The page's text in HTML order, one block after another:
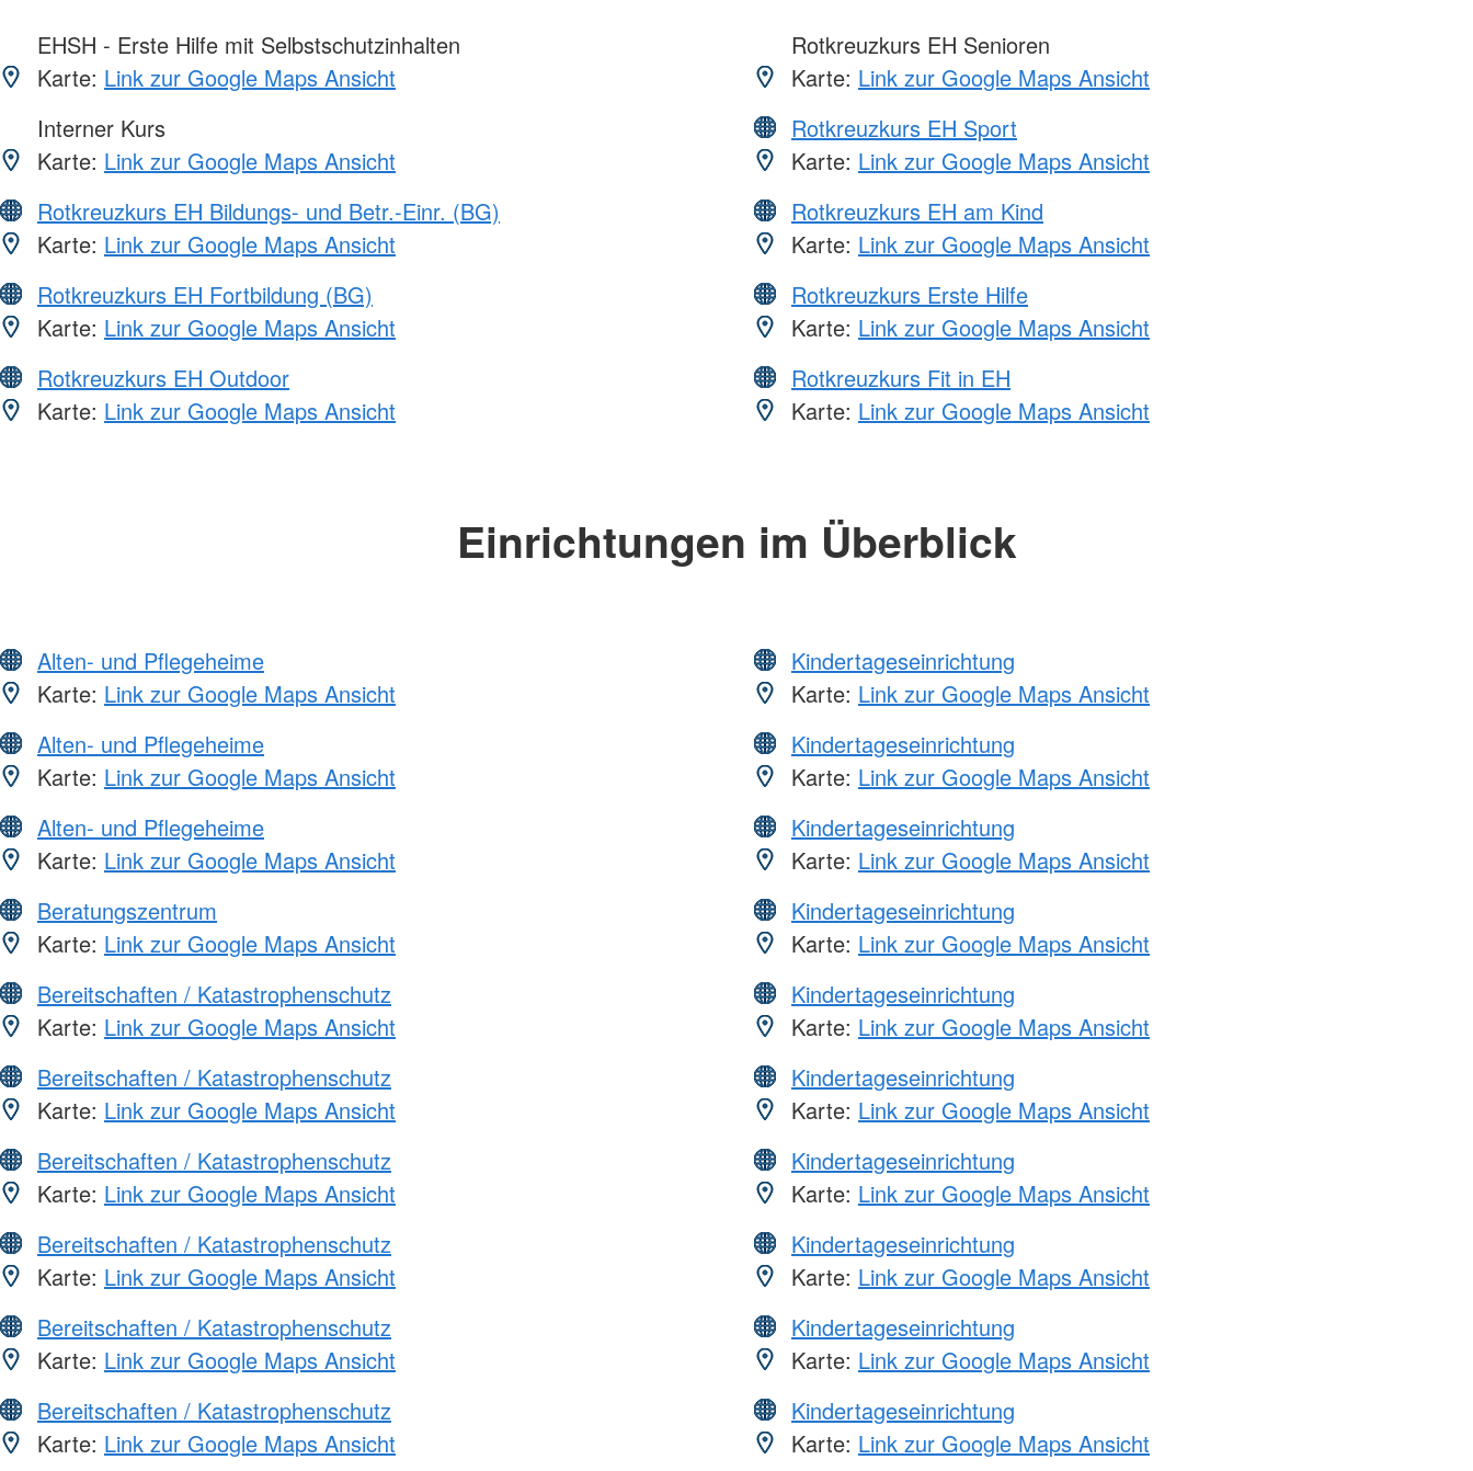
EHSH - Erste Hilfe mit Selbstschutzinhalten
Karte: Link zur Google Maps Ansicht
Interner Kurs
Karte: Link zur Google Maps Ansicht
Rotkreuzkurs EH Bildungs- und Betr.-Einr. (BG)
Karte: Link zur Google Maps Ansicht
Rotkreuzkurs EH Fortbildung (BG)
Karte: Link zur Google Maps Ansicht
Rotkreuzkurs EH Outdoor
Karte: Link zur Google Maps Ansicht
Rotkreuzkurs EH Senioren
Karte: Link zur Google Maps Ansicht
Rotkreuzkurs EH Sport
Karte: Link zur Google Maps Ansicht
Rotkreuzkurs EH am Kind
Karte: Link zur Google Maps Ansicht
Rotkreuzkurs Erste Hilfe
Karte: Link zur Google Maps Ansicht
Rotkreuzkurs Fit in EH
Karte: Link zur Google Maps Ansicht
Einrichtungen im Überblick
Alten- und Pflegeheime
Karte: Link zur Google Maps Ansicht
Alten- und Pflegeheime
Karte: Link zur Google Maps Ansicht
Alten- und Pflegeheime
Karte: Link zur Google Maps Ansicht
Beratungszentrum
Karte: Link zur Google Maps Ansicht
Bereitschaften / Katastrophenschutz
Karte: Link zur Google Maps Ansicht
Bereitschaften / Katastrophenschutz
Karte: Link zur Google Maps Ansicht
Bereitschaften / Katastrophenschutz
Karte: Link zur Google Maps Ansicht
Bereitschaften / Katastrophenschutz
Karte: Link zur Google Maps Ansicht
Bereitschaften / Katastrophenschutz
Karte: Link zur Google Maps Ansicht
Bereitschaften / Katastrophenschutz
Karte: Link zur Google Maps Ansicht
Kindertageseinrichtung
Karte: Link zur Google Maps Ansicht
Kindertageseinrichtung
Karte: Link zur Google Maps Ansicht
Kindertageseinrichtung
Karte: Link zur Google Maps Ansicht
Kindertageseinrichtung
Karte: Link zur Google Maps Ansicht
Kindertageseinrichtung
Karte: Link zur Google Maps Ansicht
Kindertageseinrichtung
Karte: Link zur Google Maps Ansicht
Kindertageseinrichtung
Karte: Link zur Google Maps Ansicht
Kindertageseinrichtung
Karte: Link zur Google Maps Ansicht
Kindertageseinrichtung
Karte: Link zur Google Maps Ansicht
Kindertageseinrichtung
Karte: Link zur Google Maps Ansicht